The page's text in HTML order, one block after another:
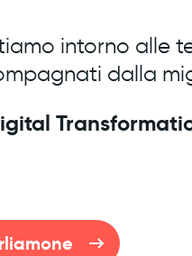
intorno alle
dalla